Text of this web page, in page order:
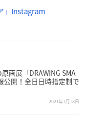
・延期・中止となる
催決定! アニメイト
入者には特典カー
」Instagram
原画展「DRAWING SMA
公開！全日日時指定制で
2021年1月18日